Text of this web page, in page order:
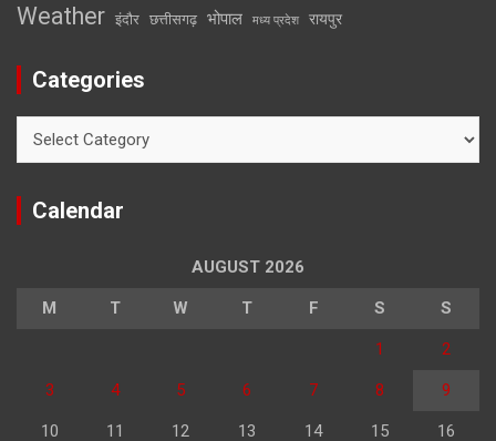
Weather इंदौर छत्तीसगढ़ भोपाल मध्य प्रदेश रायपुर
Categories
Calendar
AUGUST 2026
M T W T F S S
1 2
3 4 5 6 7 8 9
10 11 12 13 14 15 16